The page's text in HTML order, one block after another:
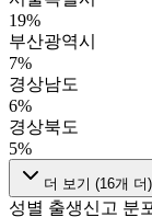
19%
부산광역시
7%
경상남도
6%
경상북도
5%
더 보기 (16개 더)
성별 출생신고 분